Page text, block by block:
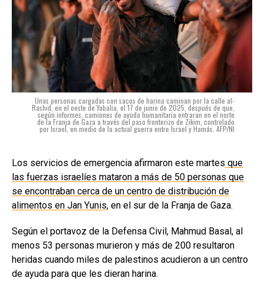
Unas personas cargadas con sacos de harina caminan por la calle al-
Rashid, en el oeste de Yabalia, el 17 de junio de 2025, después de que,
según informes, camiones de ayuda humanitaria entraran en el norte
de la Franja de Gaza a través del paso fronterizo de Zikim, controlado
por Israel, en medio de la actual guerra entre Israel y Hamás. AFP/NI
Los servicios de emergencia afirmaron este martes que
las fuerzas israelíes mataron a más de 50 personas que
se encontraban cerca de un centro de distribución de
alimentos en Jan Yunis, en el sur de la Franja de Gaza.
Según el portavoz de la Defensa Civil, Mahmud Basal, al
menos 53 personas murieron y más de 200 resultaron
heridas cuando miles de palestinos acudieron a un centro
de ayuda para que les dieran harina.